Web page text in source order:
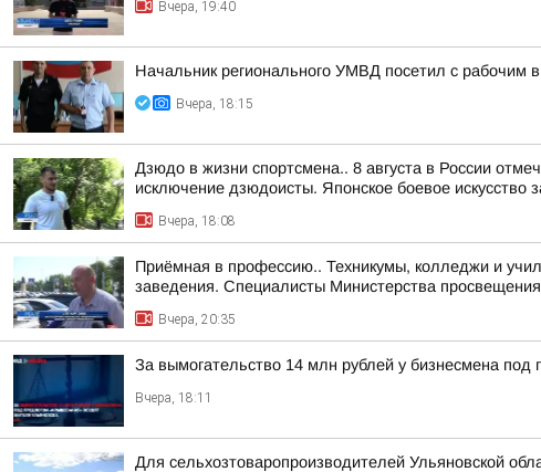
Вчера, 19:40
Начальник регионального УМВД посетил с
Вчера, 18:15
Дзюдо в жизни спортсмена.. 8 августа в России
исключение дзюдоисты. Японское боевое искусство
Вчера, 18:08
Приёмная в профессию.. Техникумы, колледжи и
заведения. Специалисты Министерства
Вчера, 20:35
За вымогательство 14 млн рублей у бизнесмена
Вчера, 18:11
Для сельхозтоваропроизводителей Ульяновской